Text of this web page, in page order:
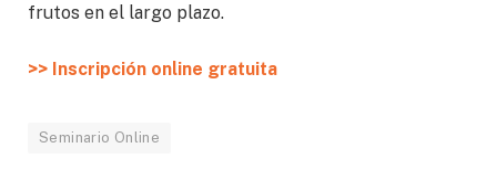
frutos en el largo plazo.
>> Inscripción online gratuita
Seminario Online